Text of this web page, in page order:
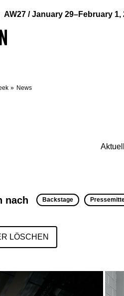
AW27 / January 29–February 1,
News
nach Backstage
LÖSCHEN